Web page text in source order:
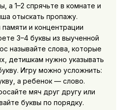
а 1–2 спрячьте в комнате и
отыскать пропажу.
и концентрации
3–4 буквы из выученной
называйте слова, которые
детишкам нужно указывать
Игру можно усложнить:
а ребенок — слово.
мяч друг другу или
буквы по порядку.